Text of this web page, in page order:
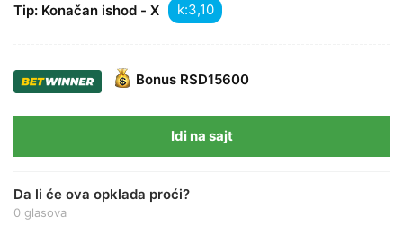
Tip: Konačan ishod - X k:
Bonus RSD15600
Idi na sajt
Da li će ova opklada proći?
0 glasova